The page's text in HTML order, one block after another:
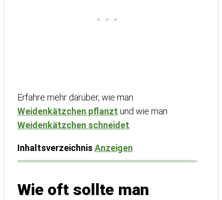
Erfahre mehr darüber, wie man
Weidenkätzchen pflanzt und wie man
Weidenkätzchen schneidet
Inhaltsverzeichnis Anzeigen
Wie oft sollte man